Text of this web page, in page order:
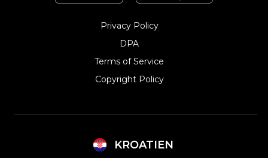
Privacy Policy
DPA
Terms of Service
Copyright Policy‎
KROATIEN